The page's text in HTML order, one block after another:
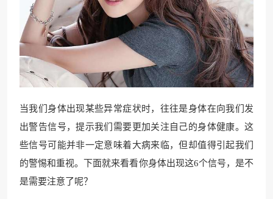
当我们身体出现某些异常症状时，往往是身体在向我们发
出警告信号，提示我们需要更加关注自己的身体健康。这
些信号可能并非一定意味着大病来临，但却值得引起我们
的警惕和重视。下面就来看看你身体出现这6个信号，是不
是需要注意了呢？